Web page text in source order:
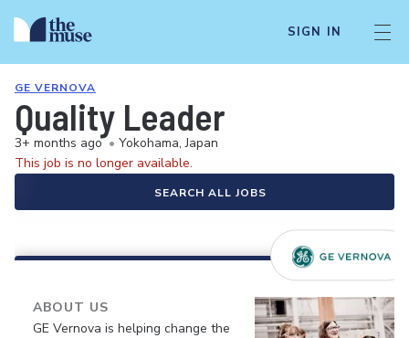
SIGN IN
GE VERNOVA
Quality Leader
3+ months ago • Yokohama, Japan
This job is no longer available.
SEARCH ALL JOBS
ABOUT US
GE Vernova is helping change the